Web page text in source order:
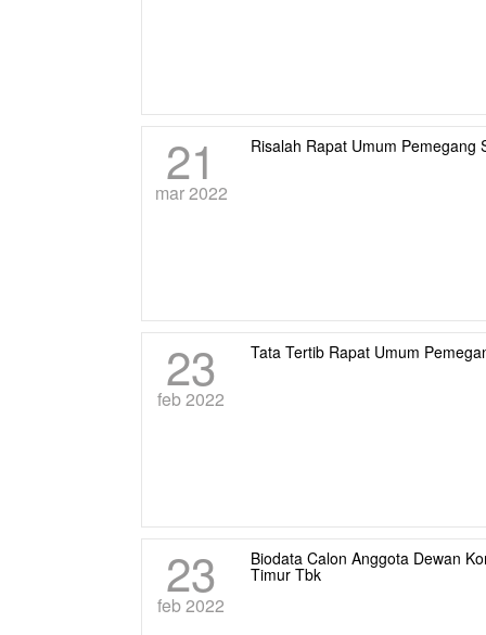
21
mar 2022
Risalah Rapat Umum Pemegang
23
feb 2022
Tata Tertib Rapat Umum
23
feb 2022
Biodata Calon Anggota Dewan
Timur Tbk